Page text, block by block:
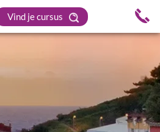
Vind je cursus